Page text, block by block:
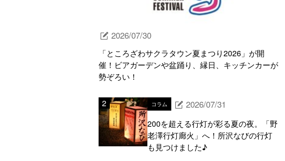
2026/07/30
「ところざわサクラタウン夏まつり2026」が開
催！ビアガーデンや盆踊り、縁日、キッチンカーが
勢ぞろい！
コラム 2026/07/31
200を超える行灯が彩る夏の夜。「野
老澤行灯廊火」へ！所沢なびの行灯
も見つけました♪